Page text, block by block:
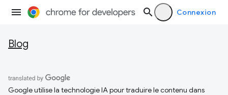
Connexion
Blog
Google utilise la technologie IA pour traduire le contenu dans